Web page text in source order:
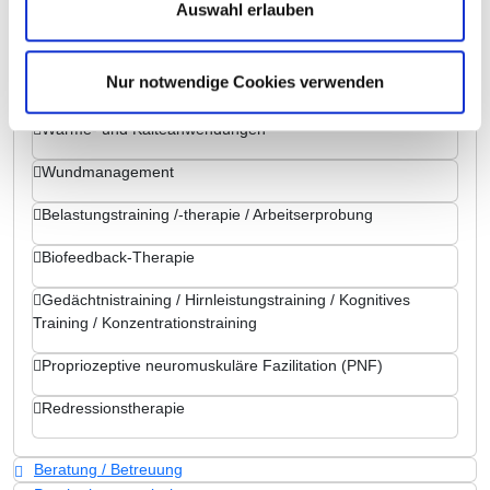
Auswahl erlauben
Nur notwendige Cookies verwenden
Stimm- und Sprachtherapie / Logopädie
Stomatherapie /-beratung
Wärme- und Kälteanwendungen
Wundmanagement
Belastungstraining /-therapie / Arbeitserprobung
Biofeedback-Therapie
Gedächtnistraining / Hirnleistungstraining / Kognitives
Training / Konzentrationstraining
Propriozeptive neuromuskuläre Fazilitation (PNF)
Redressionstherapie
Beratung / Betreuung